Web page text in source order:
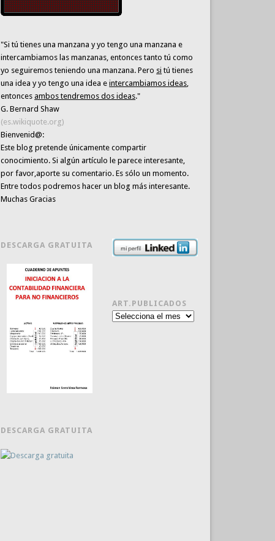
"Si tú tienes una manzana y yo tengo una manzana e
intercambiamos las manzanas, entonces tanto tú como
yo seguiremos teniendo una manzana. Pero si tú tienes
una idea y yo tengo una idea eintercambiamos ideas,
entoncesambos tendremos dos ideas."
G. Bernard Shaw
(es.wikiquote.org)
Bienvenid@:
Este blog pretende únicamentecompartir
conocimiento. Si algún artículo le parece interesante,
por favor,aporte su comentario. Es sólo un momento.
Entre todos podremos hacer un blog más interesante.
Muchas Gracias
DESCARGA GRATUITA
DESCARGA GRATUITA
ART.PUBLICADOS
Art.publicados